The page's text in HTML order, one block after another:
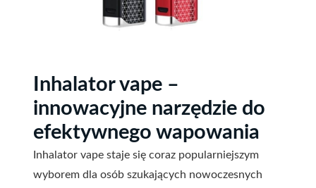
Inhalator vape –
innowacyjne narzędzie do
efektywnego wapowania
Inhalator vape staje się coraz popularniejszym
wyborem dla osób szukających nowoczesnych